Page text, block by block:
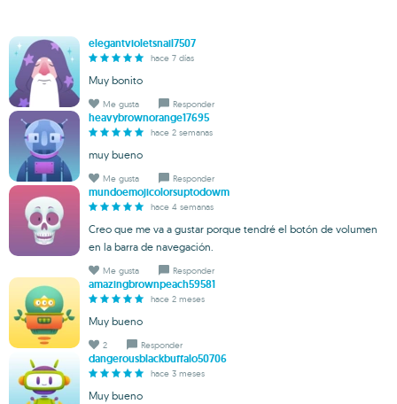
elegantvioletsnail7507
hace 7 días
Muy bonito
Me gusta Responder
heavybrownorange17695
hace 2 semanas
muy bueno
Me gusta Responder
mundoemojicolorsuptodowm
hace 4 semanas
Creo que me va a gustar porque tendré el botón de volumen
en la barra de navegación.
Me gusta Responder
amazingbrownpeach59581
hace 2 meses
Muy bueno
2 Responder
dangerousblackbuffalo50706
hace 3 meses
Muy bueno